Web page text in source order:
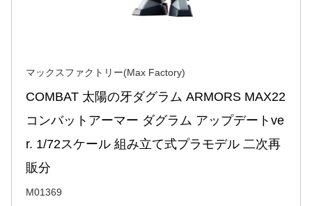
マックスファクトリー(Max Factory)
COMBAT 太陽の牙ダグラム ARMORS MAX22
コンバットアーマー ダグラム アップデートve
r. 1/72スケール 組み立て式プラモデル 二次再
販分
M01369